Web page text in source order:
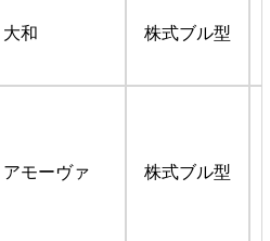
大和 株式ブル型
アモーヴァ 株式ブル型